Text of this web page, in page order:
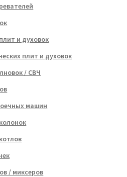
и духовок
плит и духовок
/ СВЧ
машин
/ миксеров